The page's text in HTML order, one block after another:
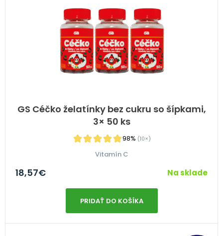
GS Céčko želatínky bez cukru so šípkami,
3× 50 ks
98% (10×)
Vitamín C
18,57€ Na sklade
PRIDAŤ DO KOŠÍKA